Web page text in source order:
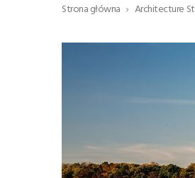
Strona główna Architecture